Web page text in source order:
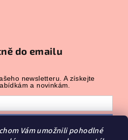
Vám umožnili pohodlné
do emailu
newsletteru. A získejte
a novinkám.
zasíláním obchodních sdělení a se